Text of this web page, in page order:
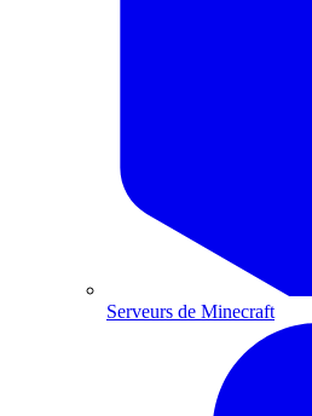
Serveurs de Minecraft